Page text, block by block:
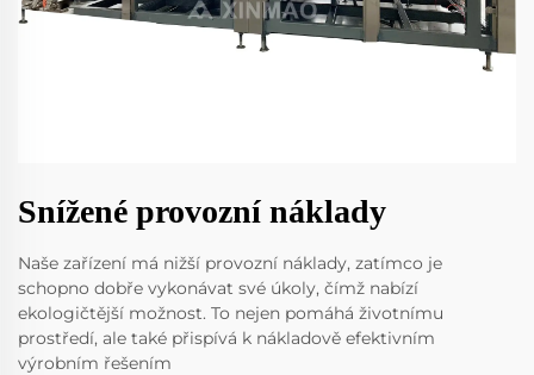
Snížené provozní náklady
Naše zařízení má nižší provozní náklady, zatímco je
schopno dobře vykonávat své úkoly, čímž nabízí
ekologičtější možnost. To nejen pomáhá životnímu
prostředí, ale také přispívá k nákladově efektivním
výrobním řešením